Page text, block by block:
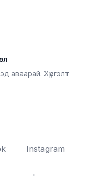
аваарай. Хүргэлт
Instagram